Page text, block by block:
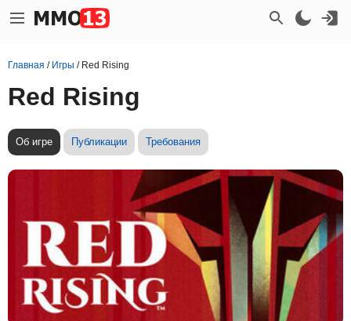
Главная / Игры / Red Rising
Red Rising
Об игре Публикации Требования